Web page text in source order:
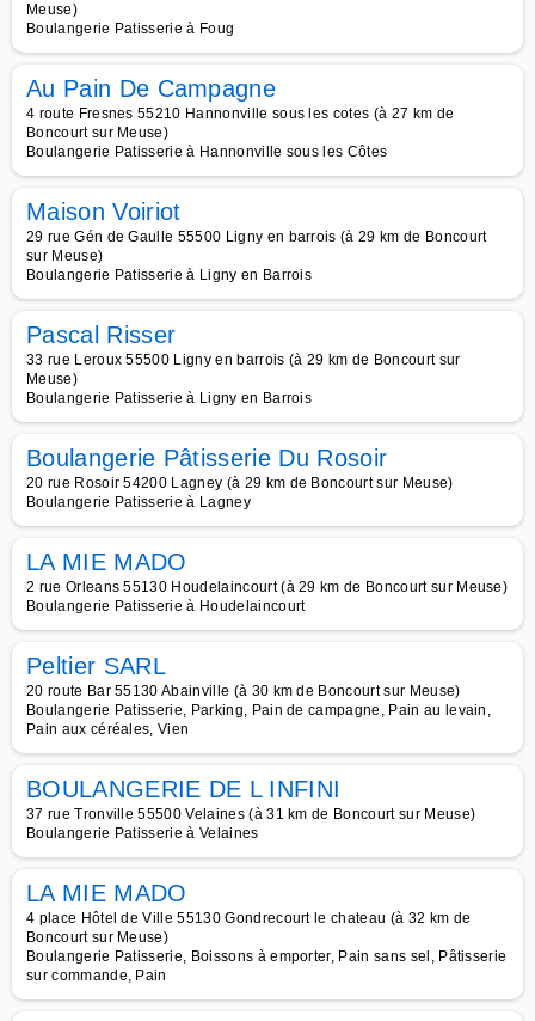
Meuse)
Boulangerie Patisserie à Foug
Au Pain De Campagne
4 route Fresnes 55210 Hannonville sous les cotes (à 27 km de
Boncourt sur Meuse)
Boulangerie Patisserie à Hannonville sous les Côtes
Maison Voiriot
29 rue Gén de Gaulle 55500 Ligny en barrois (à 29 km de Boncourt
sur Meuse)
Boulangerie Patisserie à Ligny en Barrois
Pascal Risser
33 rue Leroux 55500 Ligny en barrois (à 29 km de Boncourt sur
Meuse)
Boulangerie Patisserie à Ligny en Barrois
Boulangerie Pâtisserie Du Rosoir
20 rue Rosoir 54200 Lagney (à 29 km de Boncourt sur Meuse)
Boulangerie Patisserie à Lagney
LA MIE MADO
2 rue Orleans 55130 Houdelaincourt (à 29 km de Boncourt sur Meuse)
Boulangerie Patisserie à Houdelaincourt
Peltier SARL
20 route Bar 55130 Abainville (à 30 km de Boncourt sur Meuse)
Boulangerie Patisserie, Parking, Pain de campagne, Pain au levain,
Pain aux céréales, Vien
BOULANGERIE DE L INFINI
37 rue Tronville 55500 Velaines (à 31 km de Boncourt sur Meuse)
Boulangerie Patisserie à Velaines
LA MIE MADO
4 place Hôtel de Ville 55130 Gondrecourt le chateau (à 32 km de
Boncourt sur Meuse)
Boulangerie Patisserie, Boissons à emporter, Pain sans sel, Pâtisserie
sur commande, Pain